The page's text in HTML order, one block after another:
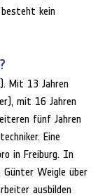
kein
Mit 13 Jahren
mit 16 Jahren
fünf Jahren
Eine
in Freiburg. In
Günter Weigle über
ausbilden